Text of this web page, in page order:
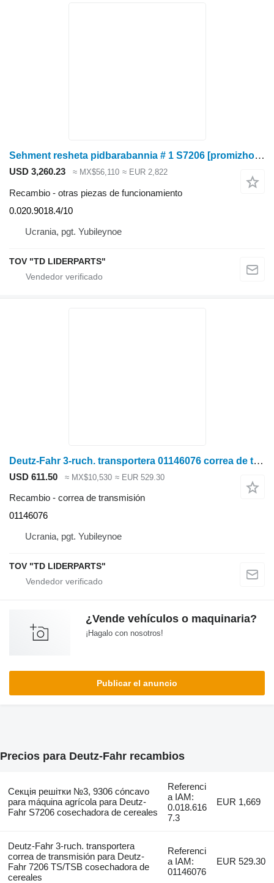
Sehment resheta pidbarabannia # 1 S7206 [promizhok 14 mm] Deutz-Fahr 0.020.9018.4/10 para cosechadora de cereales
USD 3,260.23 ≈ MX$56,110 ≈ EUR 2,822
Recambio - otras piezas de funcionamiento
0.020.9018.4/10
Ucrania, pgt. Yubileynoe
TOV "TD LIDERPARTS"
Deutz-Fahr 3-ruch. transportera 01146076 correa de transmisión para Deutz-Fahr 7206 TS/TSB cosechadora de cereales
USD 611.50 ≈ MX$10,530 ≈ EUR 529.30
Recambio - correa de transmisión
01146076
Ucrania, pgt. Yubileynoe
TOV "TD LIDERPARTS"
¿Vende vehículos o maquinaria?
¡Hagalo con nosotros!
Publicar el anuncio
Precios para Deutz-Fahr recambios
Секція решітки №3, 9306 cóncavo
para máquina agrícola para Deutz-
Fahr S7206 cosechadora de cereales
Referenci
a IAM:
0.018.616
7.3
EUR 1,669
Deutz-Fahr 3-ruch. transportera
correa de transmisión para Deutz-
Fahr 7206 TS/TSB cosechadora de
cereales
Referenci
a IAM:
01146076
EUR 529.30